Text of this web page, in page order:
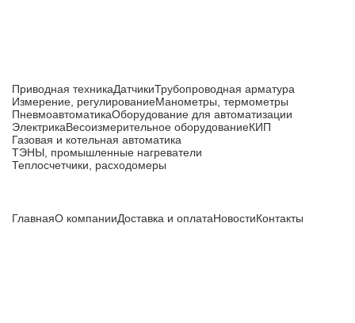
Приводная техникаДатчикиТрубопроводная арматура
Измерение, регулированиеМанометры, термометры
ПневмоавтоматикаОборудование для автоматизации
ЭлектрикаВесоизмерительное оборудованиеКИП
Газовая и котельная автоматика
ТЭНЫ, промышленные нагреватели
Теплосчетчики, расходомеры
ГлавнаяО компанииДоставка и оплатаНовостиКонтакты